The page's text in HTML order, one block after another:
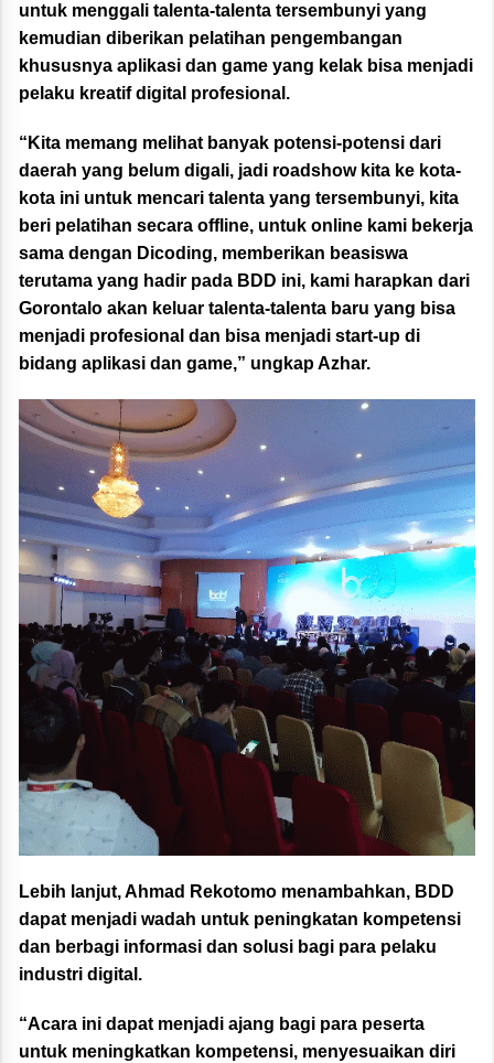
untuk menggali talenta-talenta tersembunyi yang
kemudian diberikan pelatihan pengembangan
khususnya aplikasi dan game yang kelak bisa menjadi
pelaku kreatif digital profesional.
“Kita memang melihat banyak potensi-potensi dari
daerah yang belum digali, jadi roadshow kita ke kota-
kota ini untuk mencari talenta yang tersembunyi, kita
beri pelatihan secara offline, untuk online kami bekerja
sama dengan Dicoding, memberikan beasiswa
terutama yang hadir pada BDD ini, kami harapkan dari
Gorontalo akan keluar talenta-talenta baru yang bisa
menjadi profesional dan bisa menjadi start-up di
bidang aplikasi dan game,” ungkap Azhar.
Lebih lanjut, Ahmad Rekotomo menambahkan, BDD
dapat menjadi wadah untuk peningkatan kompetensi
dan berbagi informasi dan solusi bagi para pelaku
industri digital.
“Acara ini dapat menjadi ajang bagi para peserta
untuk meningkatkan kompetensi, menyesuaikan diri